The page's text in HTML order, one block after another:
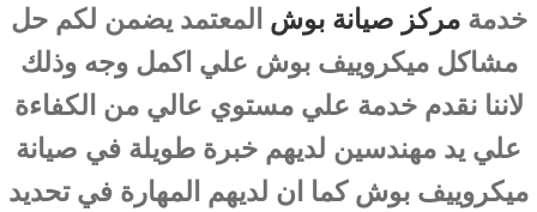
خدمةمركز صيانة بوش المعتمد يضمن لكم حل
مشاكل ميكروييف بوش علي اكمل وجه وذلك
لاننا نقدم خدمة علي مستوي عالي من الكفاءة
علي يد مهندسين لديهم خبرة طويلة في صيانة
ميكروييف بوش كما ان لديهم المهارة في تحديد